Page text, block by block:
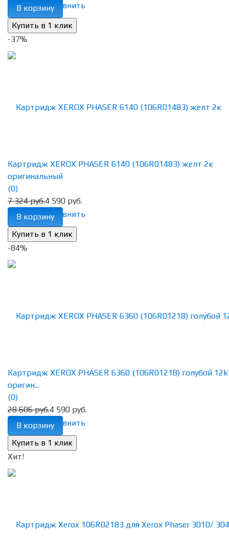
избранное сравнить
В корзину
-37%
избранное сравнить
Картридж XEROX PHASER 6140 (106R01483) желт 2к
оригинальный
(0)
7 324 руб.4 590 руб.
В корзину
-84%
избранное сравнить
Картридж XEROX PHASER 6360 (106R01218) голубой 12k
оригин...
(0)
28 606 руб.4 590 руб.
В корзину
Хит!